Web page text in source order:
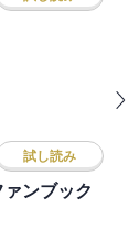
試し読み
ンブック